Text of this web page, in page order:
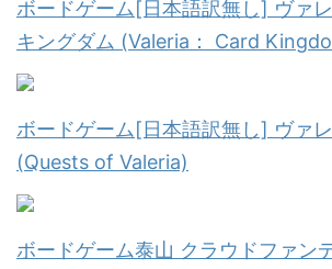
ボードゲーム[日本語訳無し] ヴァ
キングダム (Valeria： Card
ボードゲーム[日本語訳無し] ヴァ
(Quests of Valeria)
ボードゲーム泰山 クラウドファン